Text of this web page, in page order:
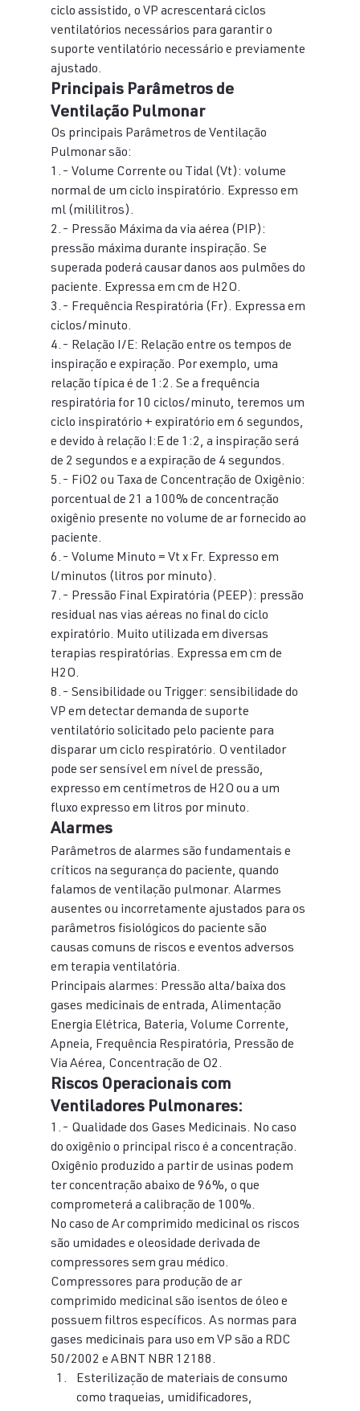
ciclo assistido, o VP acrescentará ciclos
ventilatórios necessários para garantir o
suporte ventilatório necessário e previamente
ajustado.
Principais Parâmetros de
Ventilação Pulmonar
Os principais Parâmetros de Ventilação
Pulmonar são:
1.- Volume Corrente ou Tidal (Vt): volume
normal de um ciclo inspiratório. Expresso em
ml (mililitros).
2.- Pressão Máxima da via aérea (PIP):
pressão máxima durante inspiração. Se
superada poderá causar danos aos pulmões do
paciente. Expressa em cm de H2O.
3.- Frequência Respiratória (Fr). Expressa em
ciclos/minuto.
4.- Relação I/E: Relação entre os tempos de
inspiração e expiração. Por exemplo, uma
relação típica é de 1:2. Se a frequência
respiratória for 10 ciclos/minuto, teremos um
ciclo inspiratório + expiratório em 6 segundos,
e devido à relação I:E de 1:2, a inspiração será
de 2 segundos e a expiração de 4 segundos.
5.- FiO2 ou Taxa de Concentração de Oxigênio:
porcentual de 21 a 100% de concentração
oxigênio presente no volume de ar fornecido ao
paciente.
6.- Volume Minuto = Vt x Fr. Expresso em
l/minutos (litros por minuto).
7.- Pressão Final Expiratória (PEEP): pressão
residual nas vias aéreas no final do ciclo
expiratório. Muito utilizada em diversas
terapias respiratórias. Expressa em cm de
H2O.
8.- Sensibilidade ou Trigger: sensibilidade do
VP em detectar demanda de suporte
ventilatório solicitado pelo paciente para
disparar um ciclo respiratório. O ventilador
pode ser sensível em nível de pressão,
expresso em centímetros de H2O ou a um
fluxo expresso em litros por minuto.
Alarmes
Parâmetros de alarmes são fundamentais e
críticos na segurança do paciente, quando
falamos de ventilação pulmonar. Alarmes
ausentes ou incorretamente ajustados para os
parâmetros fisiológicos do paciente são
causas comuns de riscos e eventos adversos
em terapia ventilatória.
Principais alarmes: Pressão alta/baixa dos
gases medicinais de entrada, Alimentação
Energia Elétrica, Bateria, Volume Corrente,
Apneia, Frequência Respiratória, Pressão de
Via Aérea, Concentração de O2.
Riscos Operacionais com
Ventiladores Pulmonares:
1.- Qualidade dos Gases Medicinais. No caso
do oxigênio o principal risco é a concentração.
Oxigênio produzido a partir de usinas podem
ter concentração abaixo de 96%, o que
comprometerá a calibração de 100%.
No caso de Ar comprimido medicinal os riscos
são umidades e oleosidade derivada de
compressores sem grau médico.
Compressores para produção de ar
comprimido medicinal são isentos de óleo e
possuem filtros específicos. As normas para
gases medicinais para uso em VP são a RDC
50/2002 e ABNT NBR 12188.
Esterilização de materiais de consumo
como traqueias, umidificadores,